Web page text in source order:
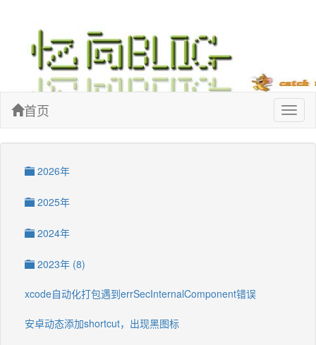
首页
2026年
2025年
2024年
2023年 (8)
xcode自动化打包遇到errSecInternalComponent错误
安卓动态添加shortcut，出现黑图标